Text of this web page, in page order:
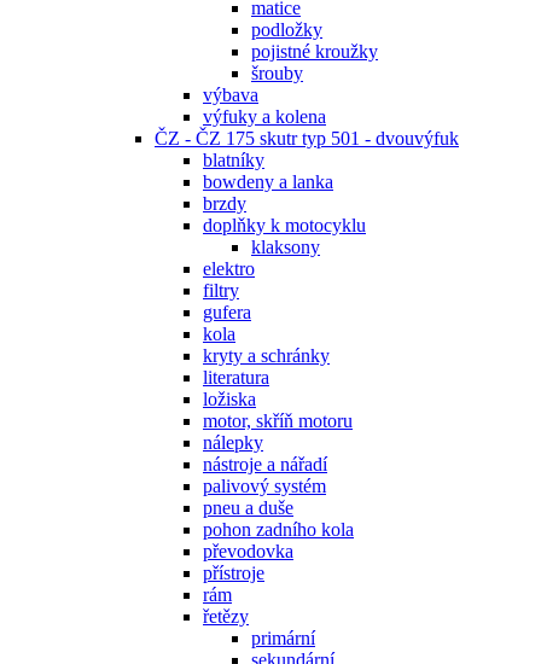
matice
podložky
pojistné kroužky
šrouby
výbava
výfuky a kolena
ČZ - ČZ 175 skutr typ 501 - dvouvýfuk
blatníky
bowdeny a lanka
brzdy
doplňky k motocyklu
klaksony
elektro
filtry
gufera
kola
kryty a schránky
literatura
ložiska
motor, skříň motoru
nálepky
nástroje a nářadí
palivový systém
pneu a duše
pohon zadního kola
převodovka
přístroje
rám
řetězy
primární
sekundární